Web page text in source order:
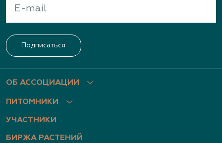
Нижегородская область, пр. Гагарина, д.101, оф.
2
https://www.youtube.com/channel/UChIXeIEY8vP
ОБ АССОЦИАЦИИ
ПИТОМНИКИ
УЧАСТНИКИ
БИРЖА РАСТЕНИЙ
Подписаться